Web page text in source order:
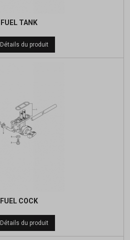
FUEL TANK
Prix
de
Détails du produit
FUEL COCK
Prix
de
Détails du produit